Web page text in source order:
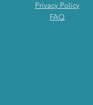
Privacy Policy
FAQ